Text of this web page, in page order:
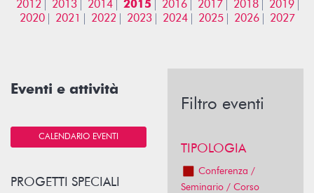
2012
2013 2014 2015 2016 2017 2018
2019
2020
2021 2022 2023 2024 2025 2026 2027
Eventi e attività
CALENDARIO EVENTI
PROGETTI SPECIALI
Filtro eventi
TIPOLOGIA
Conferenza /
Seminario / Corso